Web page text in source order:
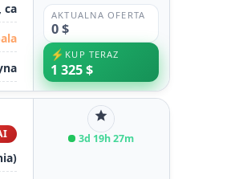
ca AKTUALNA OFERTA
0 $
⚡ KUP TERAZ
1 325 $
star
3d 19h 27m